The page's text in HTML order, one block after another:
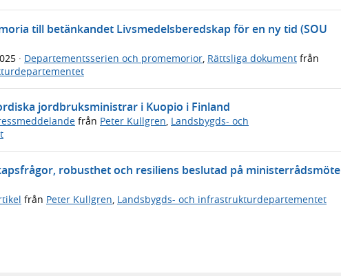
till betänkandet Livsmedelsberedskap för en ny tid (SOU
· Departementsserien och promemorior Rättsliga dokument från
jordbruksministrar i Kuopio i Finland
från Peter Kullgren, Landsbygds- och
robusthet och resiliens beslutad på ministerrådsmöte
från Peter Kullgren, Landsbygds- och infrastrukturdepartementet